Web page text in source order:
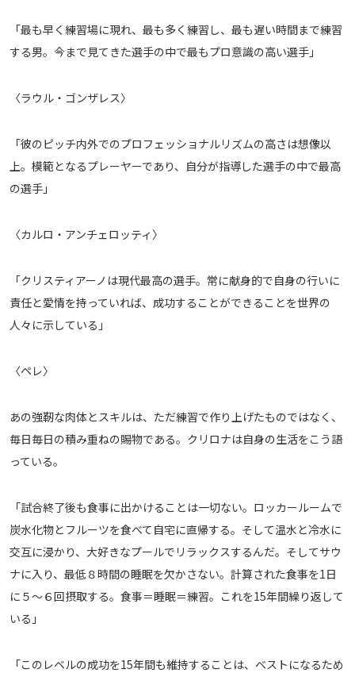
© AbemaTV. Inc. All Rights Reserved.
「最も早く練習場に現れ、最も多く練習し、最も遅い時間まで練習
する男。今まで見てきた選手の中で最もプロ意識の高い選手」
〈ラウル・ゴンザレス〉
「彼のピッチ内外でのプロフェッショナルリズムの高さは想像以
上。模範となるプレーヤーであり、自分が指導した選手の中で最高
の選手」
〈カルロ・アンチェロッティ〉
「クリスティアーノは現代最高の選手。常に献身的で自身の行いに
責任と愛情を持っていれば、成功することができることを世界の
人々に示している」
〈ペレ〉
あの強靭な肉体とスキルは、ただ練習で作り上げたものではなく、
毎日毎日の積み重ねの賜物である。クリロナは自身の生活をこう語
っている。
「試合終了後も食事に出かけることは一切ない。ロッカールームで
炭水化物とフルーツを食べて自宅に直帰する。そして温水と冷水に
交互に浸かり、大好きなプールでリラックスするんだ。そしてサウ
ナに入り、最低８時間の睡眠を欠かさない。計算された食事を1日
に５～６回摂取する。食事＝睡眠＝練習。これを15年間繰り返して
いる」
「このレベルの成功を15年間も維持することは、ベストになるため